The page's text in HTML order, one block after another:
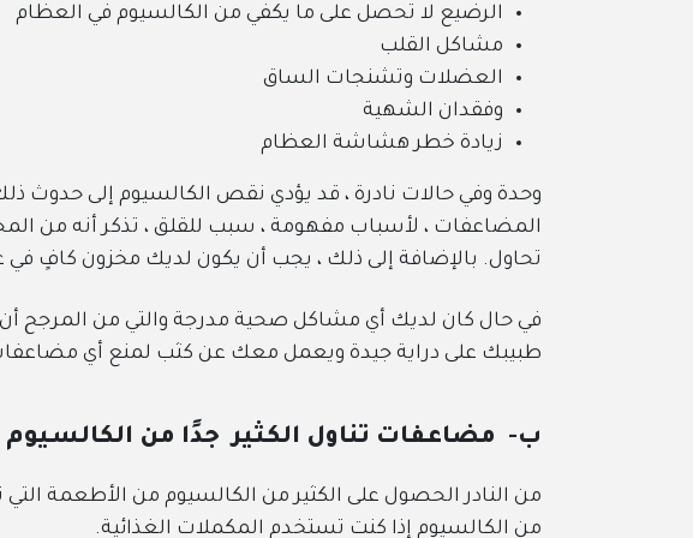
الرضيع لا تحصل على ما يكفي من الكالسيوم في العظام
مشاكل القلب
العضلات وتشنجات الساق
وفقدان الشهية
زيادة خطر هشاشة العظام
وحدة وفي حالات نادرة ، قد يؤدي نقص الكالسيوم إلى حدوث
المضاعفات ، لأسباب مفهومة ، سبب للقلق ، تذكر أنه من
تحاول. بالإضافة إلى ذلك ، يجب أن يكون لديك مخزون كافٍ
في حال كان لديك أي مشاكل صحية مدرجة والتي من المرجح أن
طبيبك على دراية جيدة ويعمل معك عن كثب لمنع أي
ب- مضاعفات تناول الكثير جدًا من الكالسيوم
من النادر الحصول على الكثير من الكالسيوم من الأطعمة التي
من الكالسيوم إذا كنت تستخدم المكملات الغذائية.